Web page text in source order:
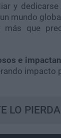
y
mundo
que
e
impacto
LO